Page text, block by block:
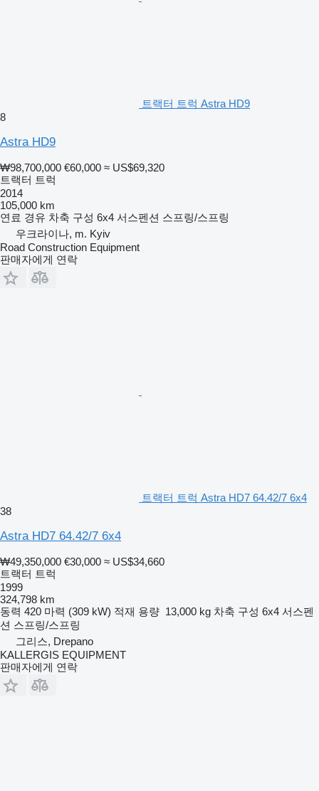
트랙터 트럭 Astra HD9
8
Astra HD9
₩98,700,000 €60,000 ≈ US$69,320
트랙터 트럭
2014
105,000 km
연료 경유 차축 구성 6x4 서스펜션 스프링/스프링
우크라이나, m. Kyiv
Road Construction Equipment
판매자에게 연락
트랙터 트럭 Astra HD7 64.42/7 6x4
38
Astra HD7 64.42/7 6x4
₩49,350,000 €30,000 ≈ US$34,660
트랙터 트럭
1999
324,798 km
동력 420 마력 (309 kW) 적재 용량 13,000 kg 차축 구성 6x4 서스펜
션 스프링/스프링
그리스, Drepano
KALLERGIS EQUIPMENT
판매자에게 연락